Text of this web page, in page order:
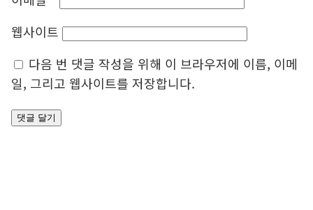
웹사이트
다음 번 댓글 작성을 위해 이 브라우저에 이름, 이메
일, 그리고 웹사이트를 저장합니다.